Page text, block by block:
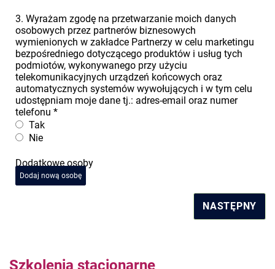
3. Wyrażam zgodę na przetwarzanie moich danych
osobowych przez partnerów biznesowych
wymienionych w zakładce Partnerzy w celu marketingu
bezpośredniego dotyczącego produktów i usług tych
podmiotów, wykonywanego przy użyciu
telekomunikacyjnych urządzeń końcowych oraz
automatycznych systemów wywołujących i w tym celu
udostępniam moje dane tj.: adres-email oraz numer
telefonu *
Tak
Nie
Dodatkowe osoby
Dodaj nową osobę
NASTĘPNY
Szkolenia stacjonarne